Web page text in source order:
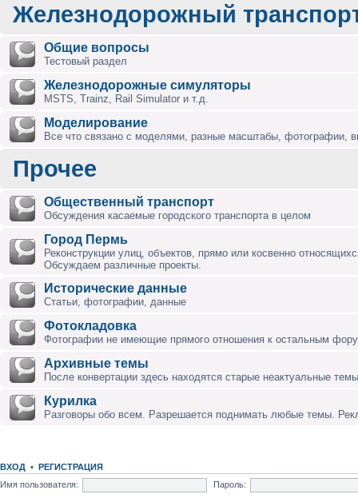
Железнодорожный
Общие вопросы
Тестовый раздел
Железнодорожные симуляторы
MSTS, Trainz, Rail Simulator и т.д.
Моделирование
Все что связано с моделями, разные масштабы, фотографии,
Прочее
Общественный транспорт
Обсуждения касаемые городского транспорта в целом
Город Пермь
Реконструкции улиц, объектов, прямо или косвенно
Обсуждаем различные проекты.
Исторические данные
Статьи, фотографии, данные
Фотокладовка
Фотографии не имеющие прямого отношения к остальным
Архивные темы
После конвертации здесь находятся старые неактуальные
Курилка
Разговоры обо всем. Разрешается поднимать любые темы.
ВХОД • РЕГИСТРАЦИЯ
Имя пользователя:
Пароль: